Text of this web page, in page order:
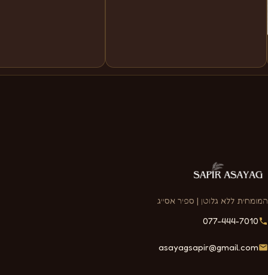
המומחית ללא גלוטן | ספיר אסייג
077-444-7010
asayagsapir@gmail.com